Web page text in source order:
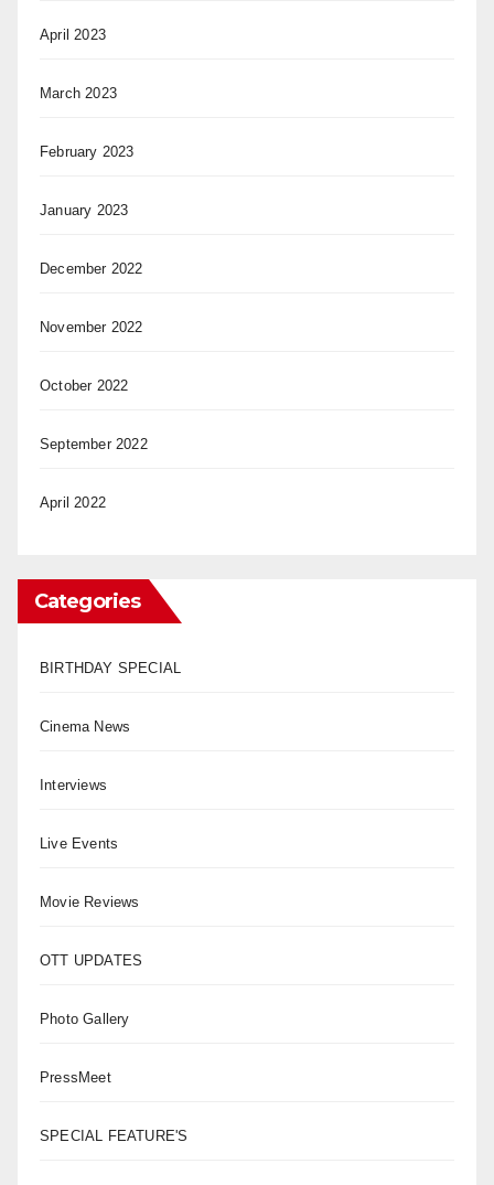
April 2023
March 2023
February 2023
January 2023
December 2022
November 2022
October 2022
September 2022
April 2022
Categories
BIRTHDAY SPECIAL
Cinema News
Interviews
Live Events
Movie Reviews
OTT UPDATES
Photo Gallery
PressMeet
SPECIAL FEATURE'S